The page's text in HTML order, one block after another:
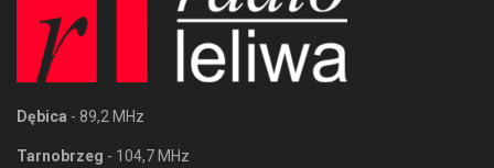
Dębica - 89,2 MHz
Tarnobrzeg - 104,7 MHz